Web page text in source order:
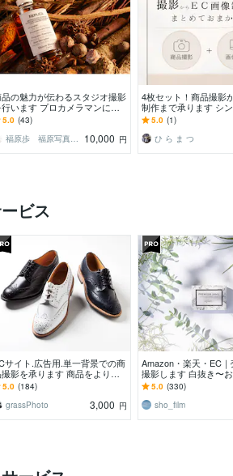
の魅力が伝わるスタジオ撮影
行います プロカメラマンによ
イクオリティな写真を提供い
ます。
5.0 (43)
10,000 円
4枚セット！商品撮影
制作まで承ります シ
しゃれな4つのデザイ
だけ◎
5.0 (1)
ひ ら ま つ
ビス
サイト.広告用.単一背景での商
影を承ります 商品をより良
せるライティングを心掛けて
ます。
5.0 (184)
grassPhoto
3,000 円
Amazon・楽天・EC
撮影します 白抜き〜
撮りまで／インスタ・
5.0 (330)
sho_film